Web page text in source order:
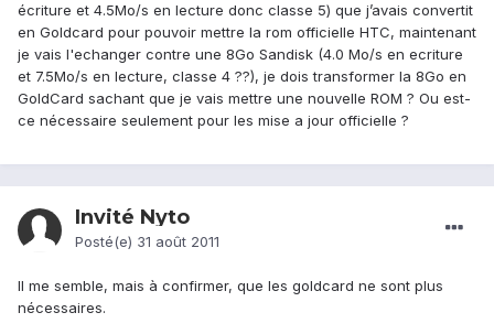
écriture et 4.5Mo/s en lecture donc classe 5) que j’avais convertit
en Goldcard pour pouvoir mettre la rom officielle HTC, maintenant
je vais l'echanger contre une 8Go Sandisk (4.0 Mo/s en ecriture
et 7.5Mo/s en lecture, classe 4 ??), je dois transformer la 8Go en
GoldCard sachant que je vais mettre une nouvelle ROM ? Ou est-
ce nécessaire seulement pour les mise a jour officielle ?
Invité Nyto
Posté(e) 31 août 2011
Il me semble, mais à confirmer, que les goldcard ne sont plus
nécessaires.